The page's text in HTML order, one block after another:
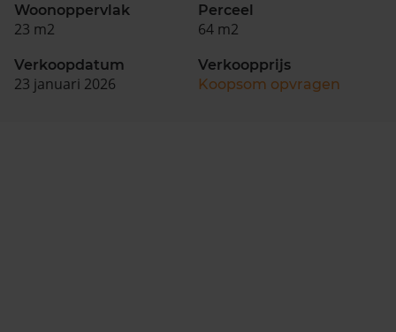
Woonoppervlak
23 m2
Perceel
64 m2
Verkoopdatum
23 januari 2026
Verkoopprijs
Koopsom opvragen